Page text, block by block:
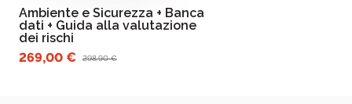
Ambiente e Sicurezza + Banca
dati + Guida alla valutazione
dei rischi
269,00 €
298,90 €